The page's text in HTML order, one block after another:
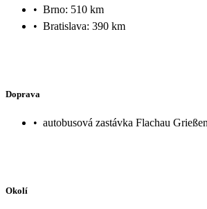
• Brno: 510 km
• Bratislava: 390 km
Doprava
• autobusová zastávka Flachau
Okolí